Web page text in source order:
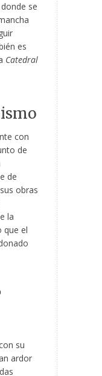
se
es
Catedral
con
de
de
obras
la
que el
su
ardor